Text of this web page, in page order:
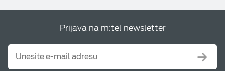
Prijava na m:tel newsletter